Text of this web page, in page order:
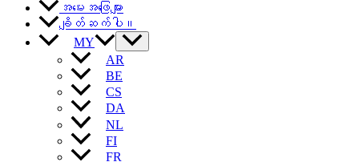
အမေးအဖြေများ
ချိတ်ဆက်ပါ။
MY
AR
BE
CS
DA
NL
FI
FR